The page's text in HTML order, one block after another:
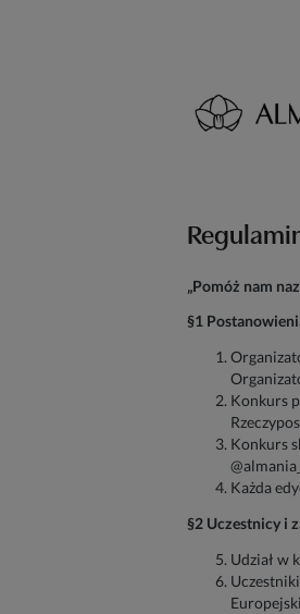
„Pomóż nam
§1
Konkurs
Konkurs
Każda
§2 Uczestnicy i
Udział w